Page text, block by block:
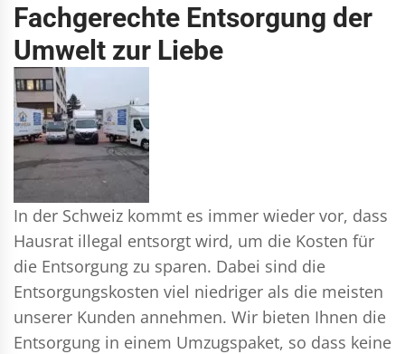
Fachgerechte Entsorgung der
Umwelt zur Liebe
In der Schweiz kommt es immer wieder vor, dass
Hausrat illegal entsorgt wird, um die Kosten für
die Entsorgung zu sparen. Dabei sind die
Entsorgungskosten viel niedriger als die meisten
unserer Kunden annehmen. Wir bieten Ihnen die
Entsorgung in einem Umzugspaket, so dass keine